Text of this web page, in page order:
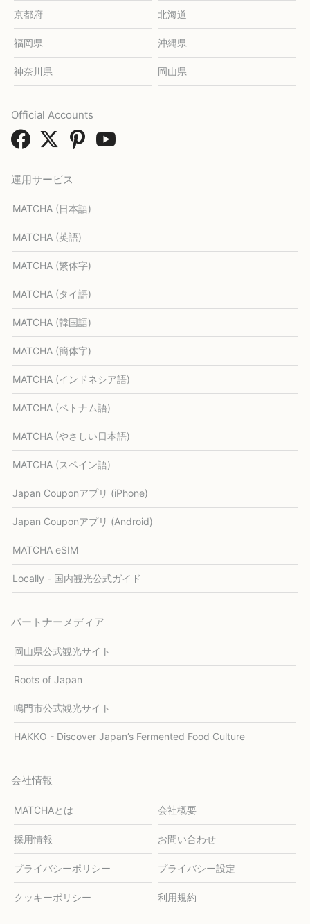
京都府 北海道
福岡県 沖縄県
神奈川県 岡山県
運用サービス
MATCHA (日本語)
MATCHA (英語)
MATCHA (繁体字)
MATCHA (タイ語)
MATCHA (韓国語)
MATCHA (簡体字)
MATCHA (インドネシア語)
MATCHA (ベトナム語)
MATCHA (やさしい日本語)
MATCHA (スペイン語)
Japan Couponアプリ (iPhone)
Japan Couponアプリ (Android)
MATCHA eSIM
Locally - 国内観光公式ガイド
パートナーメディア
岡山県公式観光サイト
Roots of Japan
鳴門市公式観光サイト
HAKKO - Discover Japan’s Fermented Food Culture
会社情報
MATCHAとは 会社概要
採用情報 お問い合わせ
プライバシーポリシー プライバシー設定
クッキーポリシー 利用規約
Official Accounts